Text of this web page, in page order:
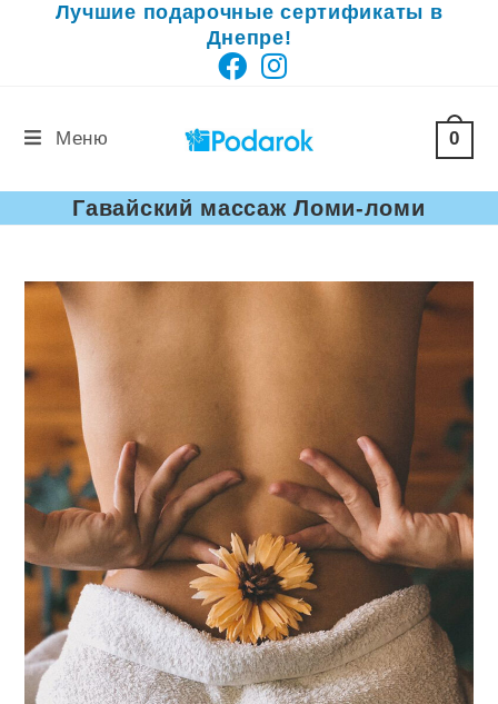
ПерейтиЛучшие подарочные сертификаты в
Днепре!
Меню 0
Гавайский массаж Ломи-ломи